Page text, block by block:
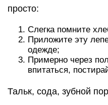
просто:
Слегка помните
Приложите эту
одежде;
Примерно через
впитаться,
Тальк, сода, зубной